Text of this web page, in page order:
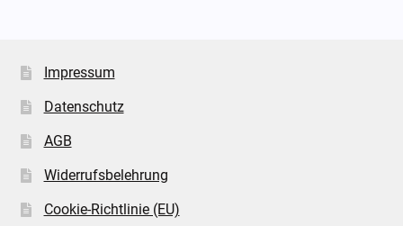
Impressum
Datenschutz
AGB
Widerrufsbelehrung
Cookie-Richtlinie (EU)